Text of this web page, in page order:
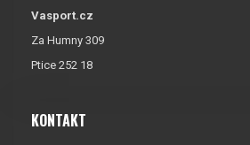
Vasport.cz
Za Humny 309
Ptice 252 18
KONTAKT